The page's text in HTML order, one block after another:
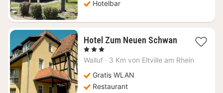
Hotelbar
Hotel Zum Neuen Schwan
1
Nacht
91,68
€
, 3 Sterne
Walluf · 3 Km von Eltville am Rhein
Gratis WLAN
Restaurant